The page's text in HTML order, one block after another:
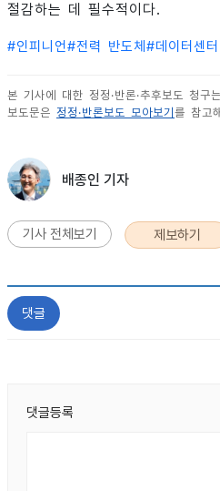
절감하는 데 필수적이다.
#인피니언#전력 반도체 #데이터센터
본 기사에 대한 정정·반론·추후보도 청구는
보도문은 정정·반론보도 모아보기 를 참고
배종인 기자
기사 전체보기 제보하기
댓글
댓글등록